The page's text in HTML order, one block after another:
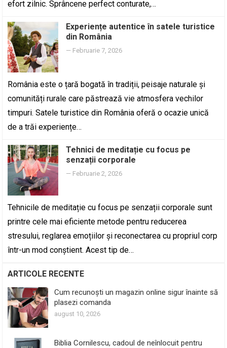
efort zilnic. Sprâncene perfect conturate,…
Experiențe autentice în satele turistice
din România
— Februarie 7, 2026
România este o țară bogată în tradiții, peisaje naturale și
comunități rurale care păstrează vie atmosfera vechilor
timpuri. Satele turistice din România oferă o ocazie unică
de a trăi experiențe…
Tehnici de meditație cu focus pe
senzații corporale
— Februarie 2, 2026
Tehnicile de meditație cu focus pe senzații corporale sunt
printre cele mai eficiente metode pentru reducerea
stresului, reglarea emoțiilor și reconectarea cu propriul corp
într-un mod conștient. Acest tip de…
ARTICOLE RECENTE
Cum recunoști un magazin online sigur înainte să
plasezi comanda
august 10, 2026
Biblia Cornilescu, cadoul de neînlocuit pentru